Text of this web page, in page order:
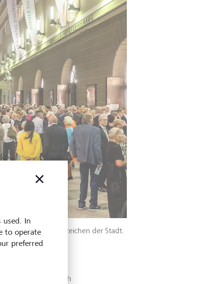
das Wahrzeichen der Stadt.
launigen Spruch
In
to operate
preferred